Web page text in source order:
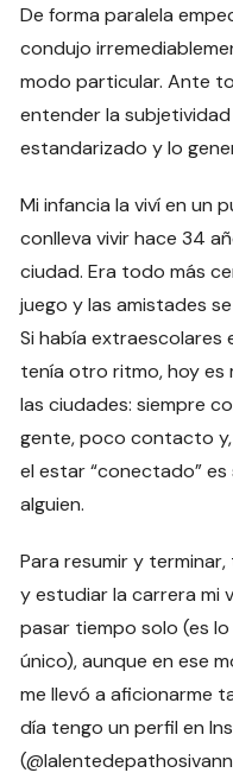
De forma paralela
condujo
modo particular. Ante
entender la
estandarizado y lo
Mi infancia la viví en un
conlleva vivir hace 34
ciudad. Era todo más
juego y las amistades
Si había extraescolares
tenía otro ritmo, hoy
las ciudades: siempre
gente, poco contacto
el estar “conectado”
alguien.
Para resumir y
y estudiar la carrera mi
pasar tiempo solo (es
único), aunque en ese
me llevó a aficionarme
día tengo un perfil en